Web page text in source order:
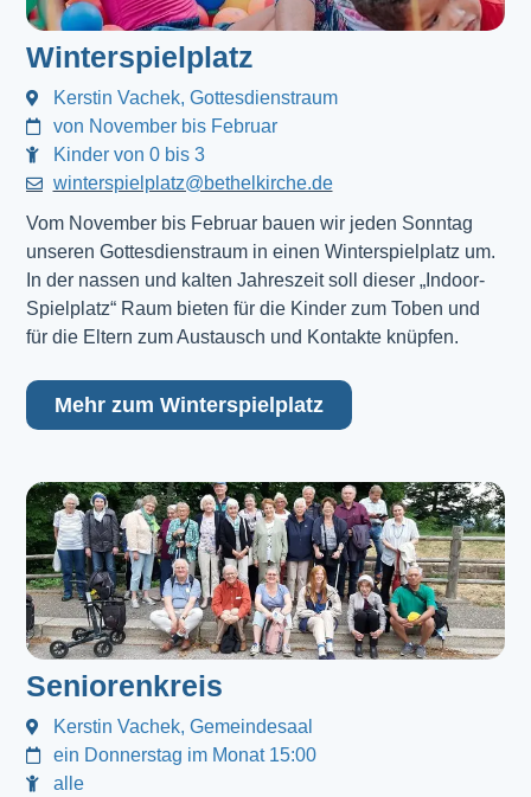
Winterspielplatz
Kerstin Vachek, Gottesdienstraum
von November bis Februar
Kinder von 0 bis 3
winterspielplatz@bethelkirche.de
Vom November bis Februar bauen wir jeden Sonntag
unseren Gottesdienstraum in einen Winterspielplatz um.
In der nassen und kalten Jahreszeit soll dieser „Indoor-
Spielplatz“ Raum bieten für die Kinder zum Toben und
für die Eltern zum Austausch und Kontakte knüpfen.
Mehr zum Winterspielplatz
Seniorenkreis
Kerstin Vachek, Gemeindesaal
ein Donnerstag im Monat 15:00
alle